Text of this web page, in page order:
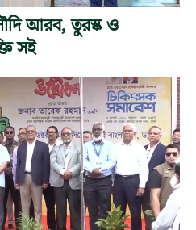
আরব, তুরস্ক ও
সই